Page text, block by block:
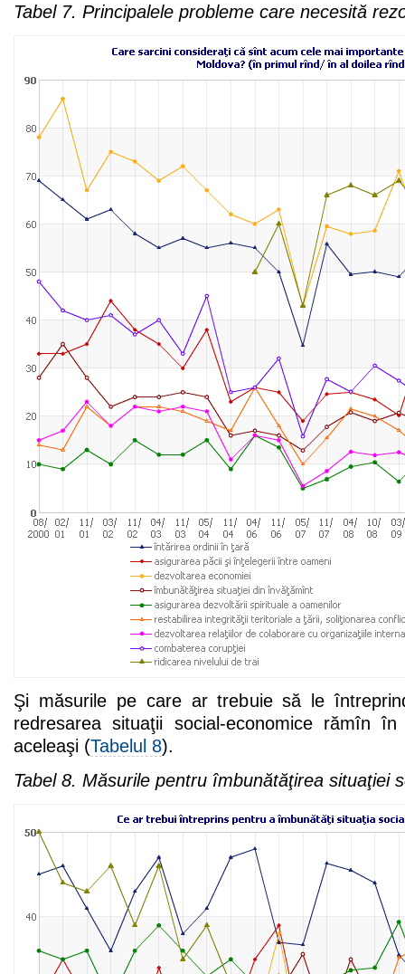
Tabel 7. Principalele probleme care necesită
Şi măsurile pe care ar trebuie să le
redresarea situaţii social-economice rămîn în
aceleaşi (Tabelul 8).
Tabel 8. Măsurile pentru îmbunătăţirea situaţiei